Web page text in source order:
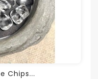
Chips...